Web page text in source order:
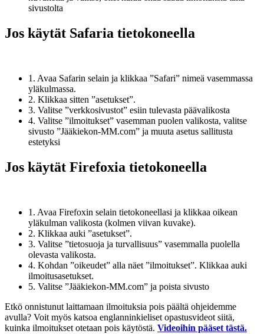
sivustolta
Jos käytät Safaria tietokoneella
1. Avaa Safarin selain ja klikkaa ”Safari” nimeä vasemmassa
yläkulmassa.
2. Klikkaa sitten ”asetukset”.
3. Valitse ”verkkosivustot” esiin tulevasta päävalikosta
4. Valitse ”ilmoitukset” vasemman puolen valikosta, valitse
sivusto ”Jääkiekon-MM.com” ja muuta asetus sallitusta
estetyksi
Jos käytät Firefoxia tietokoneella
1. Avaa Firefoxin selain tietokoneellasi ja klikkaa oikean
yläkulman valikosta (kolmen viivan kuvake).
2. Klikkaa auki ”asetukset”.
3. Valitse ”tietosuoja ja turvallisuus” vasemmalla puolella
olevasta valikosta.
4. Kohdan ”oikeudet” alla näet ”ilmoitukset”. Klikkaa auki
ilmoitusasetukset.
5. Valitse ”Jääkiekon-MM.com” ja poista sivusto
Etkö onnistunut laittamaan ilmoituksia pois päältä ohjeidemme
avulla? Voit myös katsoa englanninkieliset opastusvideot siitä,
kuinka ilmoitukset otetaan pois käytöstä. Videoihin pääset tästä.